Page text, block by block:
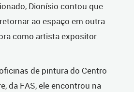
Dionísio contou que
ao espaço em outra
como artista expositor.
de pintura do Centro
da FAS, ele encontrou na